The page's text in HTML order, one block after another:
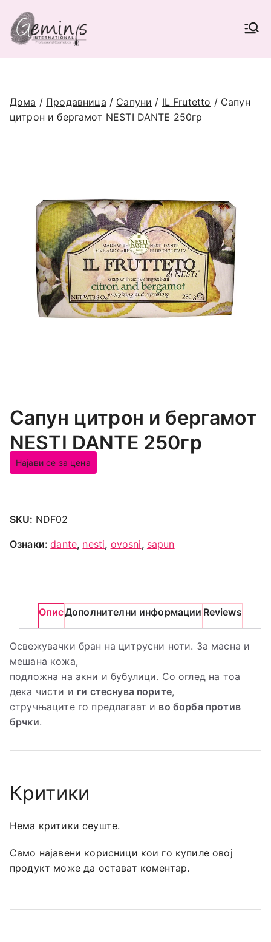
content
наменета само за регистрирани
соработници.
Дома / Продавница / Сапуни / IL Frutetto / Сапун
цитрон и бергамот NESTI DANTE 250гр
Сапун цитрон и бергамот
NESTI DANTE 250гр
Најави се за цена
SKU: NDF02
Ознаки:dante, nesti, ovosni, sapun
ОписДополнителни информации Reviews
Освежувачки бран на цитрусни ноти. За масна и
мешана кожа,
подложна на акни и бубулици. Со оглед на тоа
дека чисти и ги стеснува порите,
стручњаците го предлагаат и во борба против
брчки.
Критики
Нема критики сеуште.
Само најавени корисници кои го купиле овој
продукт може да остават коментар.